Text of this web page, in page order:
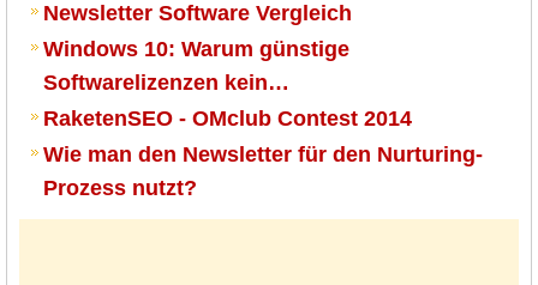
Newsletter Software Vergleich
Windows 10: Warum günstige
Softwarelizenzen kein…
RaketenSEO - OMclub Contest 2014
Wie man den Newsletter für den Nurturing-
Prozess nutzt?